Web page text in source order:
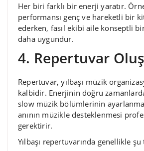
Her biri farklı bir enerji yaratır.
performansı genç ve hareketli bir
ederken, fasıl ekibi aile konseptli
daha uygundur.
4. Repertuvar
Repertuvar, yılbaşı müzik
kalbidir. Enerjinin doğru
slow müzik bölümlerinin
anının müzikle desteklenmesi
gerektirir.
Yılbaşı repertuvarında genellikle